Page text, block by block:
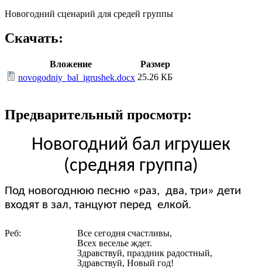
Новогодний сценарий для средей группы
Скачать:
Вложение
Размер
novogodniy_bal_igrushek.docx 25.26 КБ
Предварительный просмотр:
Новогодний бал игрушек
(средняя группа)
Под новогоднюю песню «раз, два, три» дети
входят в зал, танцуют перед елкой.
Реб:
Все сегодня счастливы,
Всех веселье ждет.
Здравствуй, праздник радостный,
Здравствуй, Новый год!